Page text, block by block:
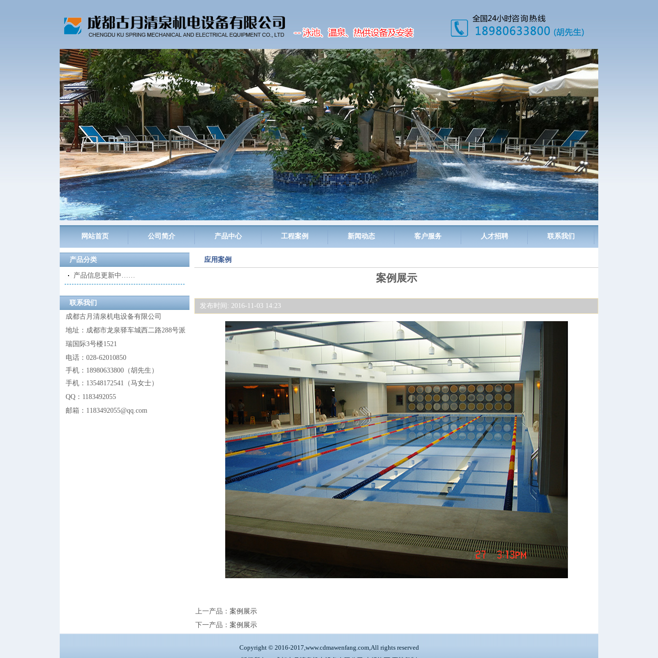
网站首页 公司简介 产品中心 工程案例 新闻动态 客户服务 人才招聘 联系我们
产品分类
产品信息更新中……
联系我们
成都古月清泉机电设备有限公司
地址：成都市龙泉驿车城西二路288号派
瑞国际3号楼1521
电话：028-62010850
手机：18980633800 （胡先生 ）
手机：13548172541 （马女士）
QQ： 1183492055
邮箱：1183492055@qq.com
应用案例
案例展示
发布时间: 2016-11-03 14:23
上一产品 ： 案例展示
下一产品 ： 案例展示
Copyright © 2016-2017,www.cdmawenfang.com,All rights reserved